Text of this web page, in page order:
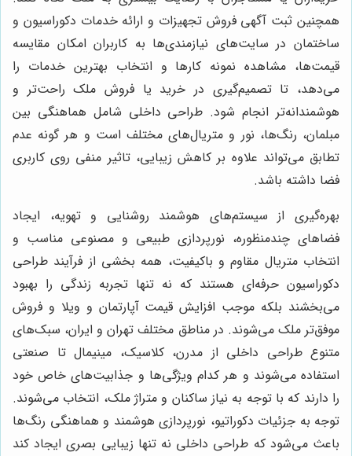
همچنین ثبت آگهی فروش تجهیزات و ارائه خدمات دکوراسیون و
ساختمان در سایت‌های نیازمندی‌ها به کاربران امکان مقایسه
قیمت‌ها، مشاهده نمونه کارها و انتخاب بهترین خدمات را
می‌دهد، تا تصمیم‌گیری در خرید یا فروش ملک راحت‌تر و
هوشمندانه‌تر انجام شود. طراحی داخلی شامل هماهنگی بین
مبلمان، رنگ‌ها، نور و متریال‌های مختلف است و هر گونه عدم
تطابق می‌تواند علاوه بر کاهش زیبایی، تاثیر منفی روی کاربری
فضا داشته باشد.
بهره‌گیری از سیستم‌های هوشمند روشنایی و تهویه، ایجاد
فضاهای چندمنظوره، نورپردازی طبیعی و مصنوعی مناسب و
انتخاب متریال مقاوم و باکیفیت، همه بخشی از فرآیند طراحی
دکوراسیون حرفه‌ای هستند که نه تنها تجربه زندگی را بهبود
می‌بخشند بلکه موجب افزایش قیمت آپارتمان و ویلا و فروش
موفق‌تر ملک می‌شوند. در مناطق مختلف تهران و ایران، سبک‌های
متنوع طراحی داخلی از مدرن، کلاسیک، مینیمال تا صنعتی
استفاده می‌شوند و هر کدام ویژگی‌ها و جذابیت‌های خاص خود
را دارند که با توجه به نیاز ساکنان و متراژ ملک، انتخاب می‌شوند.
توجه به جزئیات دکوراتیو، نورپردازی هوشمند و هماهنگی رنگ‌ها
باعث می‌شود که طراحی داخلی نه تنها زیبایی بصری ایجاد کند